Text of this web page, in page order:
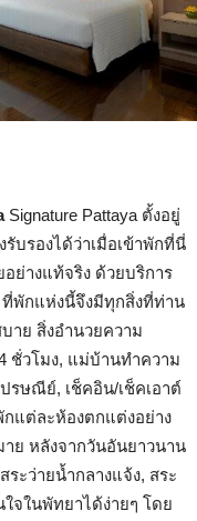
Signature Pattaya ตั้งอยู่
บรองได้ว่าเมื่อเข้าพักที่นี่
ย่างแท้จริง ด้วยบริการ
พักแห่งนี้จึงมีทุกสิ่งที่ท่าน
าย สิ่งอำนวยความ
ชั่วโมง, แม่บ้านทำความ
รษณีย์, เช็คอิน/เช็คเอาต์
แต่ละห้องตกแต่งอย่าง
ย หลังจากวันอันยาวนาน
ะว่ายน้ำกลางแจ้ง, สระ
จในพัทยาได้ง่ายๆ โดย